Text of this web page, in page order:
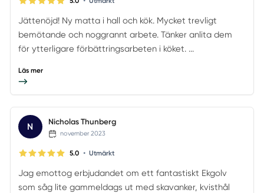
Jättenöjd! Ny matta i hall och kök. Mycket trevligt
bemötande och noggrannt arbete. Tänker anlita dem
för ytterligare förbättringsarbeten i köket. ...
Läs mer
N Nicholas Thunberg
november 2023
5.0 • Utmärkt
Jag emottog erbjudandet om ett fantastiskt Ekgolv
som såg lite gammeldags ut med skavanker, kvisthål